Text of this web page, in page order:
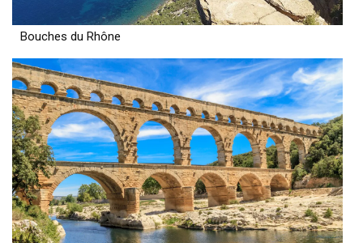
Bouches du Rhône